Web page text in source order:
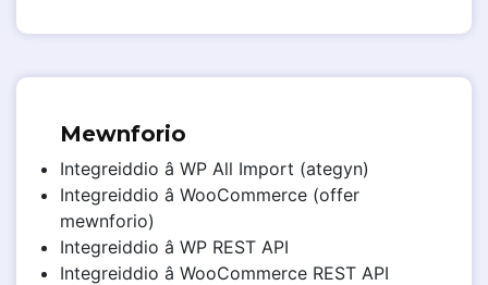
Mewnforio
Integreiddio â WP All Import (ategyn)
Integreiddio â WooCommerce (offer
mewnforio)
Integreiddio â WP REST API
Integreiddio â WooCommerce REST API